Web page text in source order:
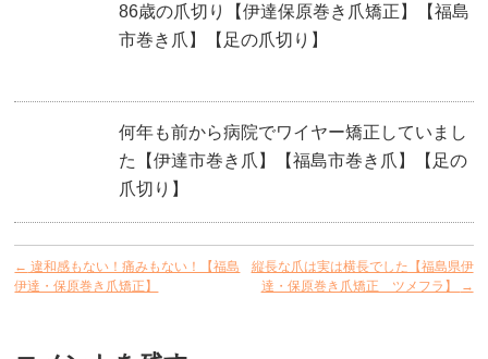
86歳の爪切り【伊達保原巻き爪矯正】【福島
市巻き爪】【足の爪切り】
何年も前から病院でワイヤー矯正していまし
た【伊達市巻き爪】【福島市巻き爪】【足の
爪切り】
← 違和感もない！痛みもない！【福島
伊達・保原巻き爪矯正】
縦長な爪は実は横長でした【福島県伊
達・保原巻き爪矯正 ツメフラ】
→